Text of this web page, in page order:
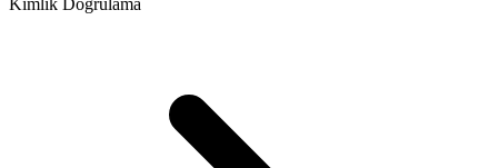
Kimlik Doğrulama